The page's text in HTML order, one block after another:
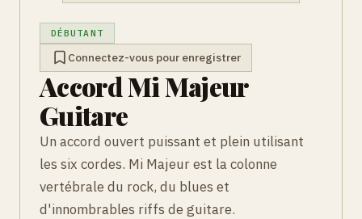
DÉBUTANT
Connectez-vous pour enregistrer
Accord Mi Majeur
Guitare
Un accord ouvert puissant et plein utilisant
les six cordes. Mi Majeur est la colonne
vertébrale du rock, du blues et
d'innombrables riffs de guitare.